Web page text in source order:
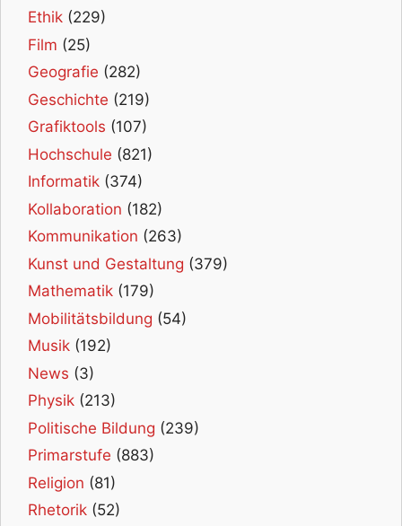
Ethik (229)
Film (25)
Geografie (282)
Geschichte (219)
Grafiktools (107)
Hochschule (821)
Informatik (374)
Kollaboration (182)
Kommunikation (263)
Kunst und Gestaltung (379)
Mathematik (179)
Mobilitätsbildung (54)
Musik (192)
News (3)
Physik (213)
Politische Bildung (239)
Primarstufe (883)
Religion (81)
Rhetorik (52)